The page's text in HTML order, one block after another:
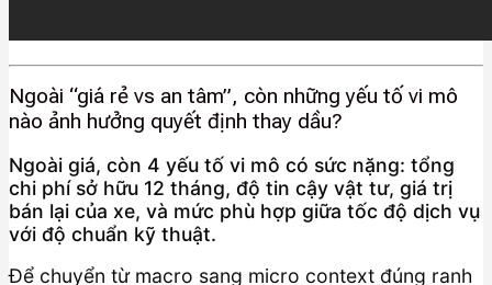
Ngoài “giá rẻ vs an tâm”, còn những yếu tố vi mô
nào ảnh hưởng quyết định thay dầu?
Ngoài giá, còn 4 yếu tố vi mô có sức nặng: tổng
chi phí sở hữu 12 tháng, độ tin cậy vật tư, giá trị
bán lại của xe, và mức phù hợp giữa tốc độ dịch vụ
với độ chuẩn kỹ thuật.
Để chuyển từ macro sang micro context đúng ranh